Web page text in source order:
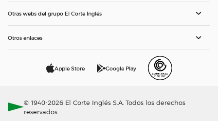
Otras webs del grupo El Corte Inglés
Otros enlaces
Apple Store Google Play
© 1940-2026 El Corte Inglés S.A. Todos los derechos
reservados.